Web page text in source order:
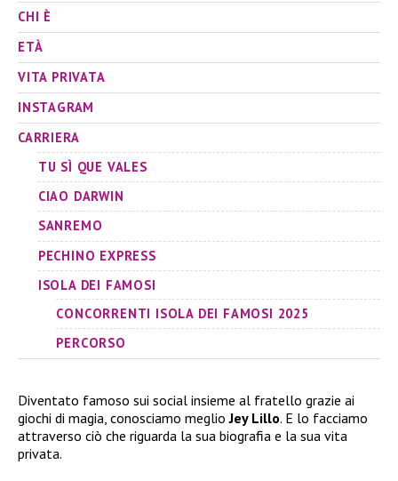
CHI È
ETÀ
VITA PRIVATA
INSTAGRAM
CARRIERA
TU SÌ QUE VALES
CIAO DARWIN
SANREMO
PECHINO EXPRESS
ISOLA DEI FAMOSI
CONCORRENTI ISOLA DEI FAMOSI 2025
PERCORSO
Diventato famoso sui social insieme al fratello grazie ai
giochi di magia, conosciamo meglioJey Lillo. E lo facciamo
attraverso ciò che riguarda la sua biografia e la sua vita
privata.